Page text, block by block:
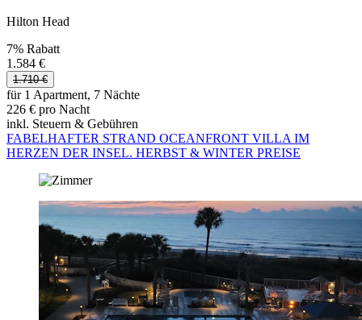
Hilton Head
7% Rabatt
1.584 €
1.710 €
für 1 Apartment, 7 Nächte
226 € pro Nacht
inkl. Steuern & Gebühren
FABELHAFTER STRAND OCEANFRONT VILLA IM
HERZEN DER INSEL. HERBST & WINTER PREISE